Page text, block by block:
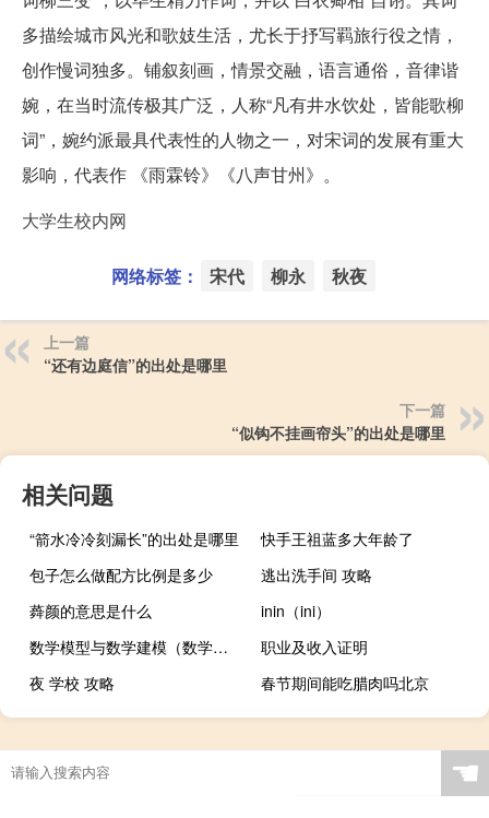
多描绘城市风光和歌妓生活，尤长于抒写羁旅行役之情，
创作慢词独多。铺叙刻画，情景交融，语言通俗，音律谐
婉，在当时流传极其广泛，人称“凡有井水饮处，皆能歌柳
词”，婉约派最具代表性的人物之一，对宋词的发展有重大
影响，代表作 《雨霖铃》《八声甘州》。
大学生校内网
网络标签： 宋代 柳永 秋夜
上一篇
“还有边庭信”的出处是哪里
下一篇
“似钩不挂画帘头”的出处是哪里
相关问题
“箭水冷冷刻漏长”的出处是哪里
快手王祖蓝多大年龄了
包子怎么做配方比例是多少
逃出洗手间 攻略
蕣颜的意思是什么
inin（ini）
数学模型与数学建模（数学模型与数学建模第三版简介）
职业及收入证明
夜 学校 攻略
春节期间能吃腊肉吗北京
☚